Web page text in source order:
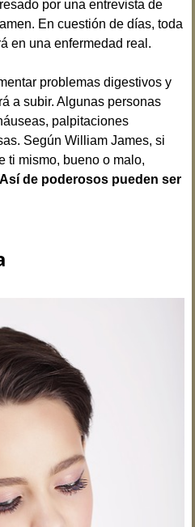
por una entrevista de
En cuestión de días, toda
en una enfermedad real.
problemas digestivos y
a subir. Algunas personas
palpitaciones
Según William James, si
ti mismo, bueno o malo,
de poderosos pueden ser